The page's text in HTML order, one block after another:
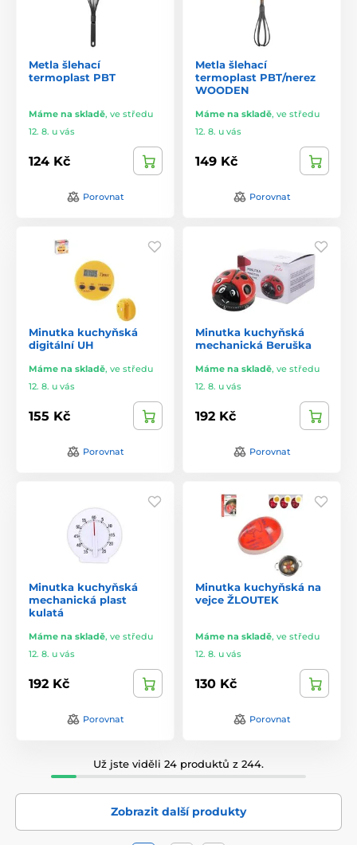
Metla šlehací
termoplast PBT
Máme na skladě, ve středu
12. 8. u vás
124 Kč
Porovnat
Metla šlehací
termoplast PBT/nerez
WOODEN
Máme na skladě, ve středu
12. 8. u vás
149 Kč
Porovnat
Minutka kuchyňská
digitální UH
Máme na skladě, ve středu
12. 8. u vás
155 Kč
Porovnat
Minutka kuchyňská
mechanická Beruška
Máme na skladě, ve středu
12. 8. u vás
192 Kč
Porovnat
Minutka kuchyňská
mechanická plast
kulatá
Máme na skladě, ve středu
12. 8. u vás
192 Kč
Porovnat
Minutka kuchyňská na
vejce ŽLOUTEK
Máme na skladě, ve středu
12. 8. u vás
130 Kč
Porovnat
Už jste viděli 24 produktů z 244.
Zobrazit další produkty